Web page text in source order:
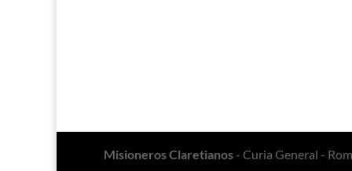
Misioneros Claretianos - Curia General -